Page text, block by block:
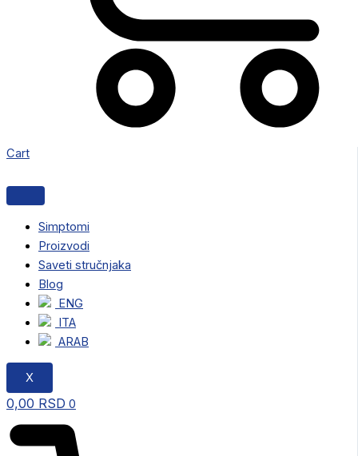
Cart
Simptomi
Proizvodi
Saveti stručnjaka
Blog
ENG
ITA
ARAB
X
0,00 RSD 0